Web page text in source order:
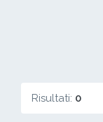
Risultati: 0